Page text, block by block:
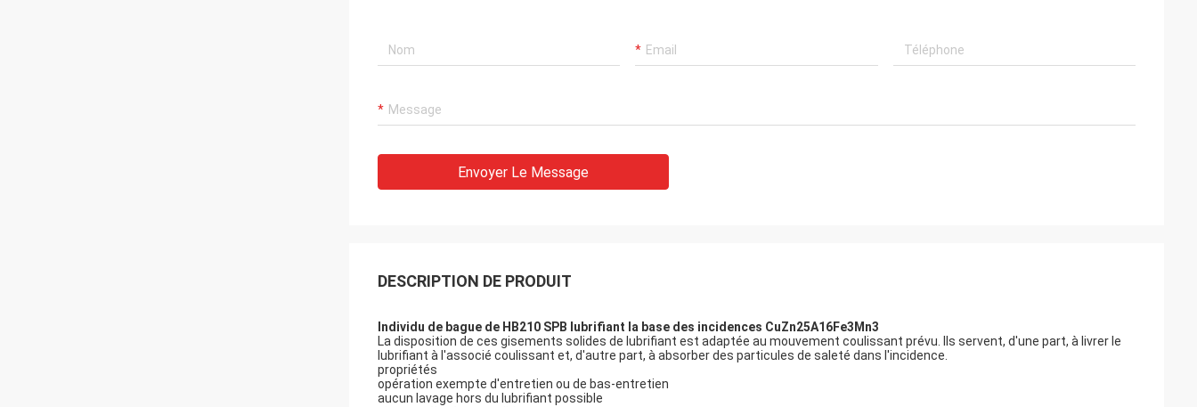
Envoyer Le Message
DESCRIPTION DE PRODUIT
Individu de bague de HB210 SPB lubrifiant la base des incidences CuZn25A16Fe3Mn3
La disposition de ces gisements solides de lubrifiant est adaptée au mouvement coulissant prévu. Ils servent, d'une part, à livrer le
lubrifiant à l'associé coulissant et, d'autre part, à absorber des particules de saleté dans l'incidence.
propriétés
opération exempte d'entretien ou de bas-entretien
aucun lavage hors du lubrifiant possible